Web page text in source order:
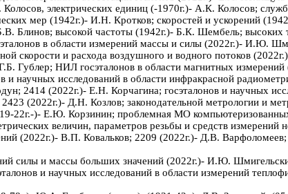
электрических единиц (-1970г.)- А.К. Колосов;
мер (1942г.)- И.Н. Кротков; скоростей и ускорений
Блинов; высокой частоты (1942г.)- Б.К. Шембель;
в области измерений массы и силы (2022г.)- И.Ю.
скорости и расхода воздушного и водного потоков
Гублер; НИЛ госэталонов в области магнитных
и научных исследований в области инфракрасной
2414 (2022г.)- Е.Н. Корчагина; госэталонов и научных
(2022г.)- Д.Н. Козлов; законодательной метрологии и
22г.-)- Е.Ю. Корзинин; проблемная МО
величин, параметров резьбы и средств
(2022г.)- В.П. Ковальков; 2209 (2022г.)- Д.В.
силы и массы больших значений (2022г.)- И.Ю.
и научных исследований в области измерений